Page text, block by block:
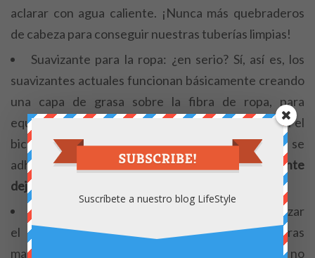
aclarar con agua caliente. ¡Nunca más quebraderos
de cabeza para conseguir nuestras tuberías limpias!
Suavizante para la ropa: ¿en serio? Sí, así es, los
suavizantes actuales funcionan básicamente creando
una capa de grasa sobre la fibra de ropa, para
equilibrar la acción del detergente y de la cal. Con el
bicarbonato, impediremos directamente que la cal se
adhiera a la ropa, así queactuará como suavizante
dejándonos la ropa perfecta.
Absorbe-olores: si ya no sabemos cómo neutralizar
el olor de los zapatos, de las mantas de nuestras
mascotas, de esta alfombra que lo absorbe todo, no
Suscríbete a nuestro blog LifeStyle